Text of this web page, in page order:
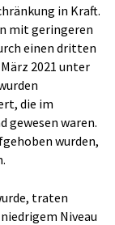
in Kraft.
mit geringeren
einen dritten
2021 unter
die im
gewesen waren.
wurden,
traten
Niveau